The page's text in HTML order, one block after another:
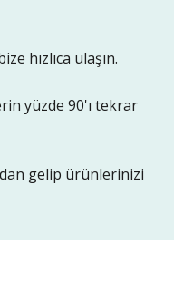
hızlıca ulaşın.
yüzde 90'ı tekrar
gelip ürünlerinizi